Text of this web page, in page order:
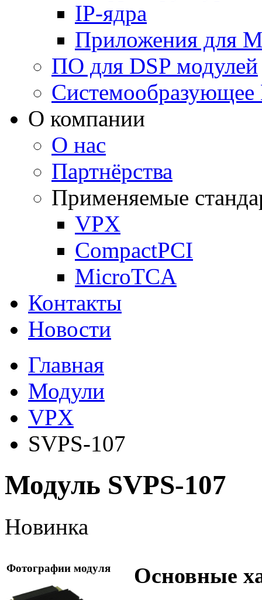
IP-ядра
Приложения для
ПО для DSP модулей
О компании
О нас
Партнёрства
Применяемые
VPX
CompactPCI
MicroTCA
Контакты
Новости
Главная
Модули
VPX
SVPS-107
Модуль SVPS-107
Новинка
Фотографии модуля Основные